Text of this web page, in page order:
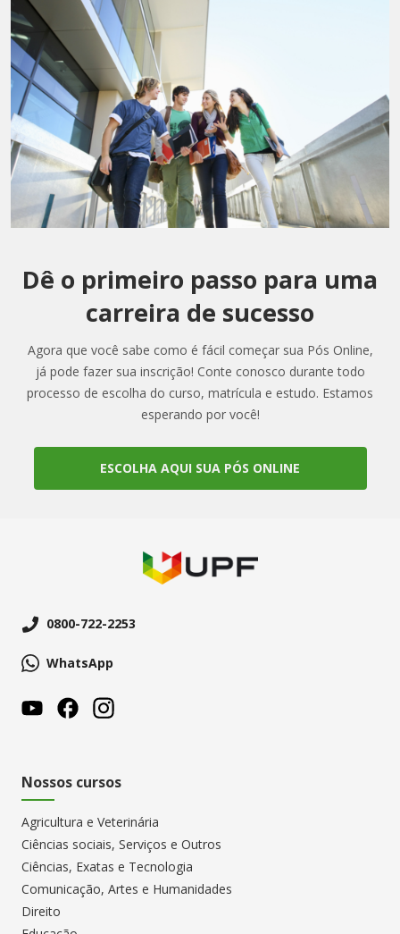
Dê o primeiro passo para uma
carreira de sucesso
Agora que você sabe como é fácil começar sua Pós Online,
já pode fazer sua inscrição! Conte conosco durante todo
processo de escolha do curso, matrícula e estudo. Estamos
esperando por você!
ESCOLHA AQUI SUA PÓS ONLINE
0800-722-2253
WhatsApp
Nossos cursos
Agricultura e Veterinária
Ciências sociais, Serviços e Outros
Ciências, Exatas e Tecnologia
Comunicação, Artes e Humanidades
Direito